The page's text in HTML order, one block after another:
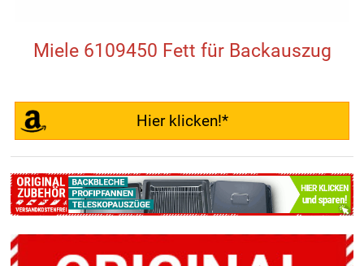
Miele 6109450 Fett für Backauszug
Hier klicken!*